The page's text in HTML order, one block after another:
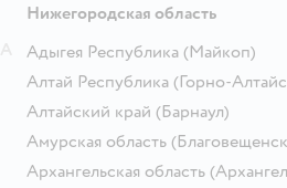
Нижегородская область
Адыгея Республика (Майкоп)
Алтай Республика (Горно-
Алтайский край (Барнаул)
Амурская область
Архангельская область